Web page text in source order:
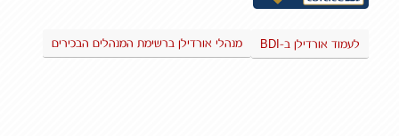
לעמוד אורדילן ב-BDI מנהלי אורדילן ברשימת המנהלים הבכירים